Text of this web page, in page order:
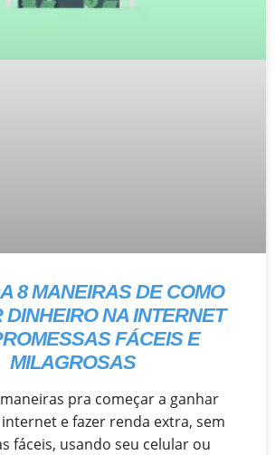
8 MANEIRAS DE COMO
NA INTERNET
FÁCEIS E
MILAGROSAS
pra começar a ganhar
e fazer renda extra, sem
fáceis, usando seu celular ou